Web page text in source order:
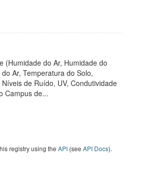
(Humidade do Ar, Humidade do
Ar, Temperatura do Solo,
de Ruído, UV, Condutividade
Campus de...
registry using the API (see API Docs).